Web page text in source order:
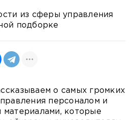
из сферы управления
подборке
о самых громких
персоналом и
которые